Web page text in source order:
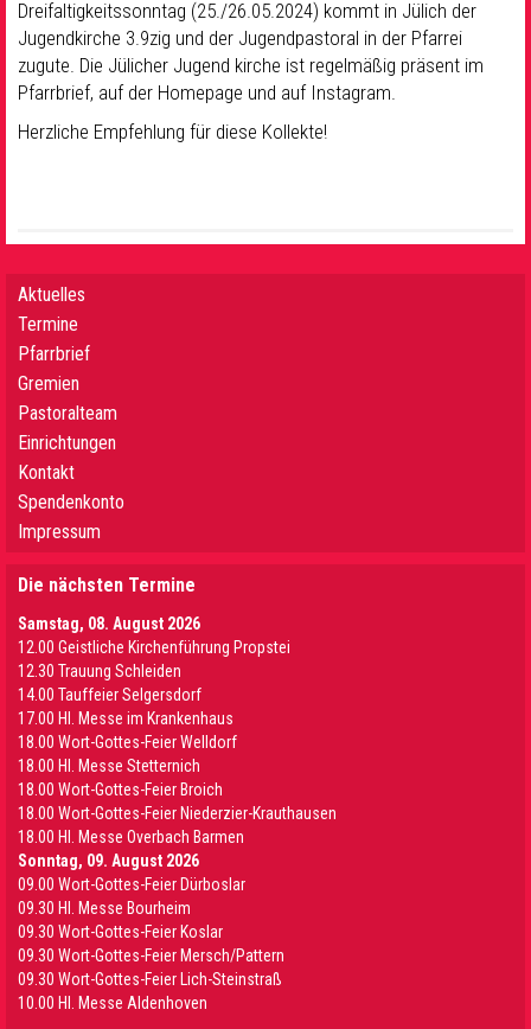
Dreifaltigkeitssonntag (25./26.05.2024) kommt in Jülich der
Jugendkirche 3.9zig und der Jugendpastoral in der Pfarrei
zugute. Die Jülicher Jugend kirche ist regelmäßig präsent im
Pfarrbrief, auf der Homepage und auf Instagram.
Herzliche Empfehlung für diese Kollekte!
Aktuelles
Termine
Pfarrbrief
Gremien
Pastoralteam
Einrichtungen
Kontakt
Spendenkonto
Impressum
Die nächsten Termine
Samstag, 08. August 2026
12.00 Geistliche Kirchenführung Propstei
12.30 Trauung Schleiden
14.00 Tauffeier Selgersdorf
17.00 Hl. Messe im Krankenhaus
18.00 Wort-Gottes-Feier Welldorf
18.00 Hl. Messe Stetternich
18.00 Wort-Gottes-Feier Broich
18.00 Wort-Gottes-Feier Niederzier-Krauthausen
18.00 Hl. Messe Overbach Barmen
Sonntag, 09. August 2026
09.00 Wort-Gottes-Feier Dürboslar
09.30 HI. Messe Bourheim
09.30 Wort-Gottes-Feier Koslar
09.30 Wort-Gottes-Feier Mersch/Pattern
09.30 Wort-Gottes-Feier Lich-Steinstraß
10.00 Hl. Messe Aldenhoven